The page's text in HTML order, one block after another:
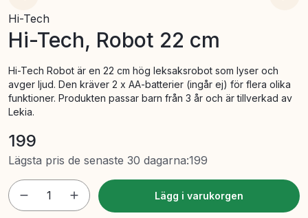
Hi-Tech
Hi-Tech, Robot 22 cm
Hi-Tech Robot är en 22 cm hög leksaksrobot som lyser och
avger ljud. Den kräver 2 x AA-batterier (ingår ej) för flera olika
funktioner. Produkten passar barn från 3 år och är tillverkad av
Lekia.
199
Lägsta pris de senaste 30 dagarna:199
1 Lägg i varukorgen